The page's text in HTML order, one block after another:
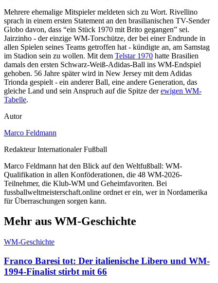
Mehrere ehemalige Mitspieler meldeten sich zu Wort. Rivellino
sprach in einem ersten Statement an den brasilianischen TV-Sender
Globo davon, dass “ein Stück 1970 mit Brito gegangen” sei.
Jairzinho - der einzige WM-Torschütze, der bei einer Endrunde in
allen Spielen seines Teams getroffen hat - kündigte an, am Samstag
im Stadion sein zu wollen. Mit dem Telstar 1970 hatte Brasilien
damals den ersten Schwarz-Weiß-Adidas-Ball ins WM-Endspiel
gehoben. 56 Jahre später wird in New Jersey mit dem Adidas
Trionda gespielt - ein anderer Ball, eine andere Generation, das
gleiche Land und sein Anspruch auf die Spitze derewigen WM-
Tabelle.
Autor
Marco Feldmann
Redakteur Internationaler Fußball
Marco Feldmann hat den Blick auf den Weltfußball: WM-
Qualifikation in allen Konföderationen, die 48 WM-2026-
Teilnehmer, die Klub-WM und Geheimfavoriten. Bei
fussballweltmeisterschaft.online ordnet er ein, wer in Nordamerika
für Überraschungen sorgen kann.
Mehr aus WM-Geschichte
WM-Geschichte
Franco Baresi tot: Der italienische Libero und WM-
1994-Finalist stirbt mit 66